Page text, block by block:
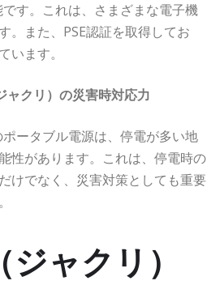
です。これは、さまざまな電子機
。また、PSE認証を取得してお
います。
クリ）の災害時対応力
ータブル電源は、停電が多い地
性があります。これは、停電時の
けでなく、災害対策としても重要
ャクリ）